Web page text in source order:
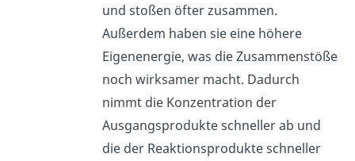
und stoßen öfter zusammen.
Außerdem haben sie eine höhere
Eigenenergie, was die Zusammenstöße
noch wirksamer macht. Dadurch
nimmt die Konzentration der
Ausgangsprodukte schneller ab und
die der Reaktionsprodukte schneller